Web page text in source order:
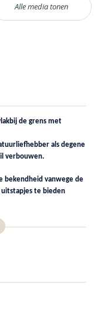
Alle media tonen
de grens met
als degene
verbouwen.
bekendheid vanwege de
te bieden
of met de fiets in
op korte afstand
20 minuten.
Vliegveld